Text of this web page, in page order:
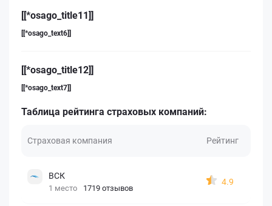
[[*osago_title11]]
[[*osago_text6]]
[[*osago_title12]]
[[*osago_text7]]
Таблица рейтинга страховых компаний:
Страховая компания Рейтинг
ВСК
1 место 1719 отзывов
4.9